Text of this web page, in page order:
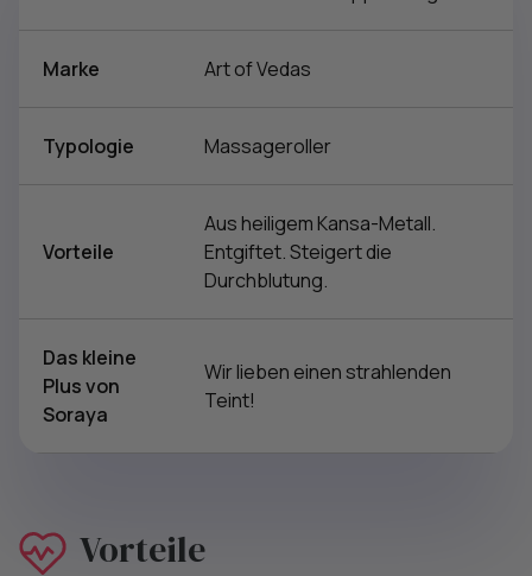
Marke Art of Vedas
Typologie Massageroller
Vorteile
Aus heiligem Kansa-Metall.
Entgiftet. Steigert die
Durchblutung.
Das kleine
Plus von
Soraya
Wir lieben einen strahlenden
Teint!
Vorteile